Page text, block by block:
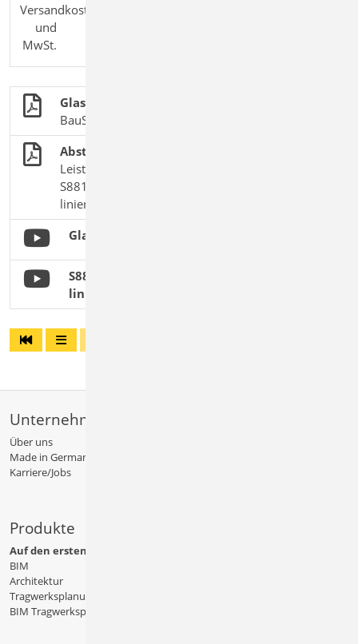
Versandkosten
und
MwSt.
Glasbau
BauStatik-Module nach DIN 18008
Absturzsichernde Verglasungen
Leistungsbeschreibung des BauStatik-Moduls
S881.de Absturzsichernde Verglasung,
linienförmig gelagert
Glasbau - Grundlagen zur DIN 18008-2
S881.de Absturzsichernde Verglasung,
linienförmig gelagert
Unternehmen
Über uns
Made in Germany
Karriere/Jobs
Produkte
Auf den ersten Blick
BIM
Architektur
Tragwerksplanung
BIM Tragwerksplanung